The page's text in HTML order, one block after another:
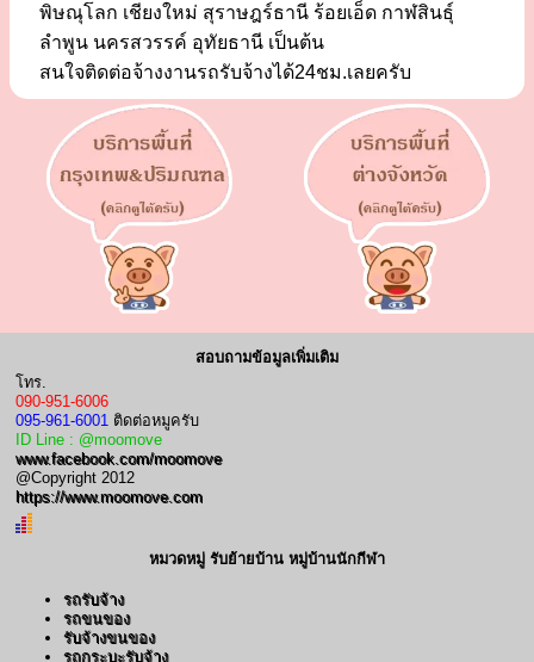
พิษณุโลก เชียงใหม่ สุราษฎร์ธานี ร้อยเอ็ด กาฬสินธุ์
ลำพูน นครสวรรค์ อุทัยธานี เป็นต้น
สนใจติดต่อจ้างงานรถรับจ้างได้24ชม.เลยครับ
สอบถามข้อมูลเพิ่มเติม
โทร.
090-951-6006
095-961-6001 ติดต่อหมูครับ
ID Line : @moomove
www.facebook.com/moomove
@Copyright 2012
https://www.moomove.com
หมวดหมู่ รับย้ายบ้าน หมู่บ้านนักกีฬา
รถรับจ้าง
รถขนของ
รับจ้างขนของ
รถกระบะรับจ้าง